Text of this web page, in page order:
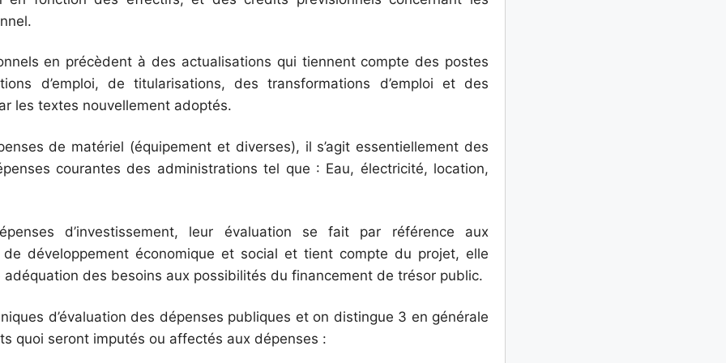
en précèdent à des actualisations qui tiennent compte des postes
d’emploi, de titularisations, des transformations d’emploi et des
les textes nouvellement adoptés.
de matériel (équipement et diverses), il s’agit essentiellement des
courantes des administrations tel que : Eau, électricité, location,
d’investissement, leur évaluation se fait par référence aux
développement économique et social et tient compte du projet, elle
adéquation des besoins aux possibilités du financement de trésor public.
d’évaluation des dépenses publiques et on distingue 3 en générale
quoi seront imputés ou affectés aux dépenses :